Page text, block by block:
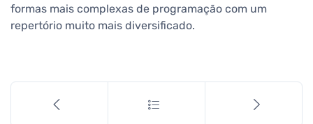
formas mais complexas de programação com um
repertório muito mais diversificado.